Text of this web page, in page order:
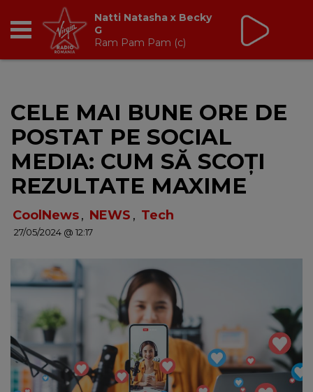
BREAKFAST
TIC TALK
CÂȘTIGĂ
HOT 30
DANCEFLOOR CHART
RADIO ACADEMY
NEWS
CONTUL MEU
Virgin Radio Music
00:00 - 08:00
CELE MAI BUNE ORE DE
POSTAT PE SOCIAL
MEDIA: CUM SĂ SCOȚI
REZULTATE MAXIME
CoolNews, NEWS , Tech
27/05/2024 @ 12:17